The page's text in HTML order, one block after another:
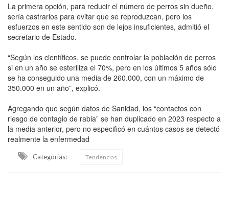
La primera opción, para reducir el número de perros sin dueño,
sería castrarlos para evitar que se reproduzcan, pero los
esfuerzos en este sentido son de lejos insuficientes, admitió el
secretario de Estado.
“Según los científicos, se puede controlar la población de perros
si en un año se esteriliza el 70%, pero en los últimos 5 años sólo
se ha conseguido una media de 260.000, con un máximo de
350.000 en un año”, explicó.
Agregando que según datos de Sanidad, los “contactos con
riesgo de contagio de rabia” se han duplicado en 2023 respecto a
la media anterior, pero no especificó en cuántos casos se detectó
realmente la enfermedad
Categorias: Tendencias